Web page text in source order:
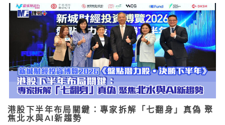
港股下半年布局關鍵：專家拆解「七翻身」真偽 聚
焦北水與AI新趨勢